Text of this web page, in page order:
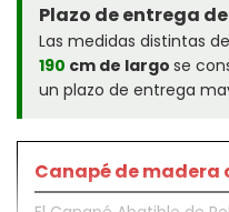
Plazo de entrega
Las medidas distintas de
190 cm de largo se
un plazo de entrega
Canapé de madera